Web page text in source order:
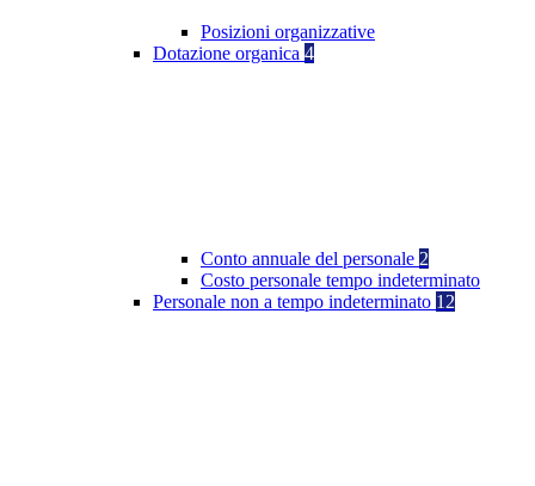
Posizioni organizzative
Dotazione organica 4
Conto annuale del personale 2
Costo personale tempo indeterminato
Personale non a tempo indeterminato 12